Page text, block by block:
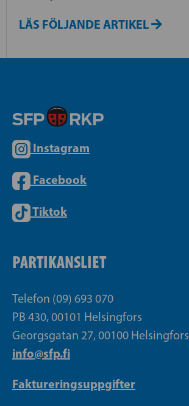
LÄS FÖLJANDE ARTIKEL
Instagram
Facebook
Tiktok
PARTIKANSLIET
Telefon (09) 693 070
PB 430, 00101 Helsingfors
Georgsgatan 27, 00100 Helsingfors
info@sfp.fi
Faktureringsuppgifter